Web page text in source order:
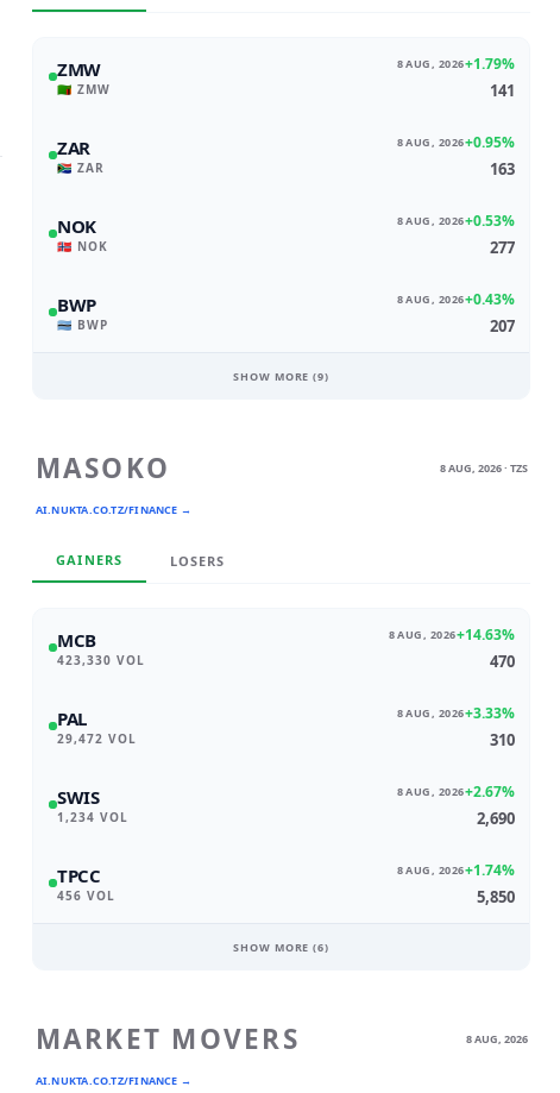
ZMW
🇿🇲 ZMW
8 AUG, 2026+1.79%
141
ZAR
🇿🇦 ZAR
8 AUG, 2026+0.95%
163
NOK
🇳🇴 NOK
8 AUG, 2026+0.53%
277
BWP
🇧🇼 BWP
8 AUG, 2026+0.43%
207
SHOW MORE (9)
MASOKO
AI.NUKTA.CO.TZ/FINANCE →
8 AUG, 2026 · TZS
GAINERS LOSERS
MCB
423,330 VOL
8 AUG, 2026+14.63%
470
PAL
29,472 VOL
8 AUG, 2026+3.33%
310
SWIS
1,234 VOL
8 AUG, 2026+2.67%
2,690
TPCC
456 VOL
8 AUG, 2026+1.74%
5,850
SHOW MORE (6)
MARKET MOVERS
AI.NUKTA.CO.TZ/FINANCE →
8 AUG, 2026